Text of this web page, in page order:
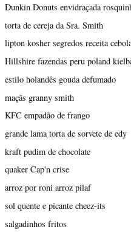
Dunkin Donuts envidraçada
torta de cereja da Sra. Smith
lipton kosher segredos receita
Hillshire fazendas peru poland
estilo holandês gouda defumado
maçãs granny smith
KFC empadão de frango
grande lama torta de sorvete de edy
kraft pudim de chocolate
quaker Cap'n crise
arroz por roni arroz pilaf
sol quente e picante cheez-its
salgadinhos fritos